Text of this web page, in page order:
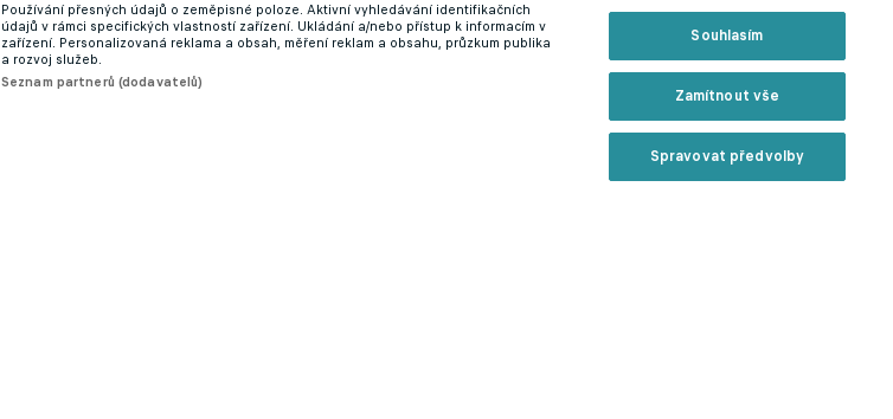
Používání přesných údajů o zeměpisné poloze. Aktivní vyhledávání identifikačních
údajů v rámci specifických vlastností zařízení. Ukládání a/nebo přístup k informacím v
zařízení. Personalizovaná reklama a obsah, měření reklam a obsahu, průzkum publika
a rozvoj služeb.
Seznam partnerů (dodavatelů)
Souhlasím
Zamítnout vše
Spravovat předvolby